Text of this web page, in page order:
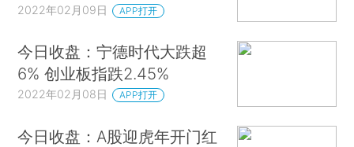
2022年02月09日 APP打开
今日收盘：宁德时代大跌超
6% 创业板指跌2.45%
2022年02月08日 APP打开
今日收盘：A股迎虎年开门红